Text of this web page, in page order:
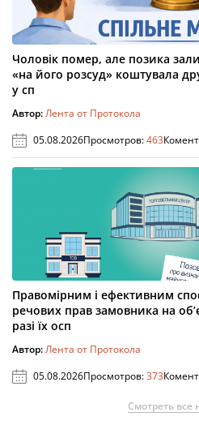
Чоловік помер, але позика
«на його розсуд» коштувала
у сп
Автор:Лента от Протокола
05.08.2026Просмотров:463
Правомірним і ефективним
речових прав замовника на
разі їх осп
Автор:Лента от Протокола
05.08.2026Просмотров:373
Смотреть все